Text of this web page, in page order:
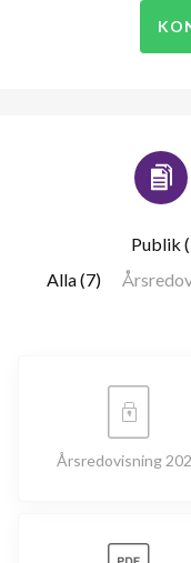
Publik
Alla (7)
Årsredovisning